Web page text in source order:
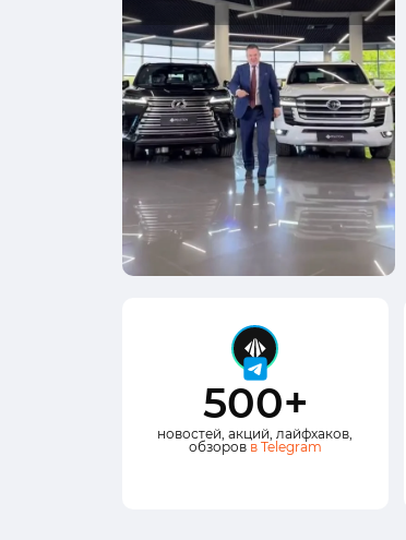
500+
новостей, акций, лайфхаков,
обзоров в Telegram